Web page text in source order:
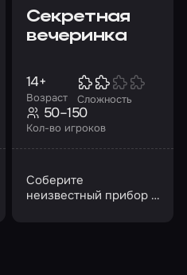
Секретная
вечеринка
Возраст
14+
Сложность
Кол-во игроков
50–150
Соберите
неизвестный прибор и